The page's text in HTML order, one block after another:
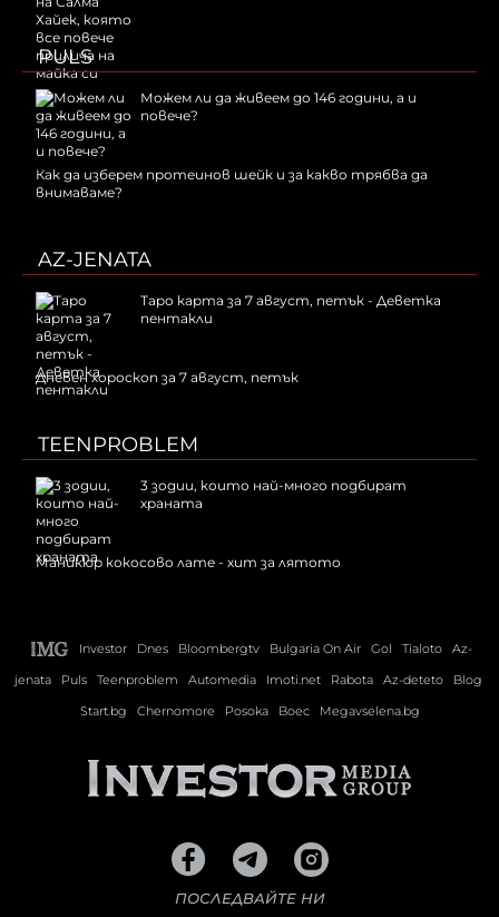
PULS
Можем ли да живеем до 146 години, а и
повече?
Как да изберем протеинов шейк и за какво трябва да
внимаваме?
AZ-JENATA
Таро карта за 7 август, петък - Деветка
пентакли
Дневен хороскоп за 7 август, петък
TEENPROBLEM
3 зодии, които най-много подбират
храната
Маникюр кокосово лате - хит за лятото
Investor Dnes Bloombergtv Bulgaria On Air Gol Tialoto
Az-
jenata
Puls Teenproblem Automedia Imoti.net Rabota Az-deteto
Blog
Start.bg
Chernomore Posoka Boec Megavselena.bg
ПОСЛЕДВАЙТЕ НИ